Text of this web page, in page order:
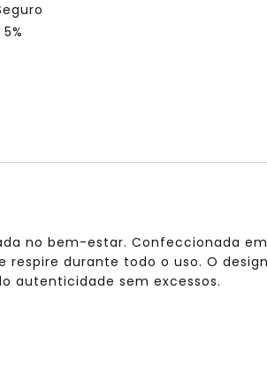
no bem-estar. Confeccionada
respire durante todo o uso. O
autenticidade sem excessos.